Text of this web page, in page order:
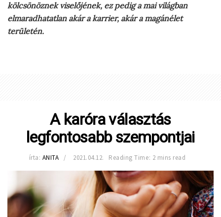
kölcsönöznek viselőjének, ez pedig a mai világban
elmaradhatatlan akár a karrier, akár a magánélet
területén.
A karóra választás
legfontosabb szempontjai
írta: ANITA 2021.04.12. Reading Time: 2 mins read